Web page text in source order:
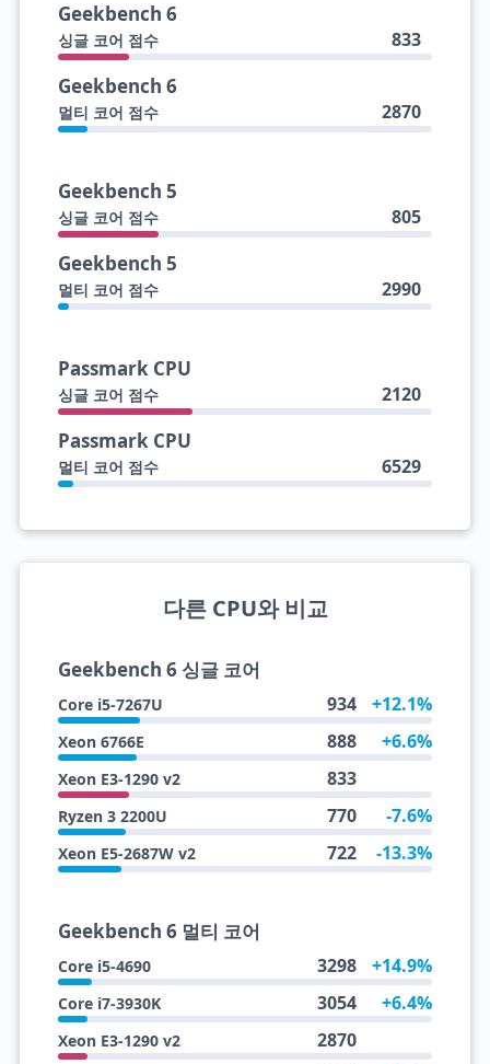
Geekbench 6
싱글 코어 점수 833
Geekbench 6
멀티 코어 점수 2870
Geekbench 5
싱글 코어 점수 805
Geekbench 5
멀티 코어 점수 2990
Passmark CPU
싱글 코어 점수 2120
Passmark CPU
멀티 코어 점수 6529
다른 CPU와 비교
Geekbench 6 싱글 코어
Core i5-7267U 934 +12.1%
Xeon 6766E 888 +6.6%
Xeon E3-1290 v2 833
Ryzen 3 2200U 770 -7.6%
Xeon E5-2687W v2 722 -13.3%
Geekbench 6 멀티 코어
Core i5-4690 3298 +14.9%
Core i7-3930K 3054 +6.4%
Xeon E3-1290 v2 2870